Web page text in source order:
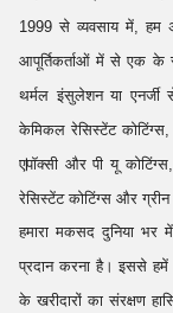
1999 से व्यवसाय में, हम
आपूर्तिकर्ताओं में से एक के
थर्मल इंसुलेशन या एनर्जी
केमिकल रेसिस्टेंट कोटिंग्स,
एपॉक्सी और पी यू
रेसिस्टेंट कोटिंग्स और ग्रीन
।
हमारा मकसद दुनिया भर
प्रदान करना है। इससे हमें
के खरीदारों का संरक्षण